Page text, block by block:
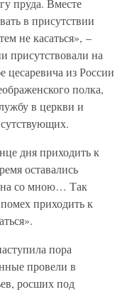
пруда. Вместе
в присутствии
не касаться», –
присутствовали на
цесаревича из России
полка,
в церкви и
дня приходить к
оставались
со мною… Так
приходить к
пора
провели в
росших под